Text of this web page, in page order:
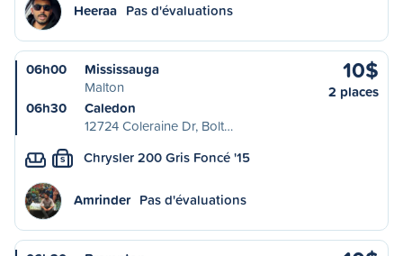
Heeraa Pas d'évaluations
06h00
Mississauga
Malton
06h30
Caledon
12724 Coleraine Dr, Bolt…
10$
2 places
S Chrysler 200 Gris Foncé '15
Amrinder Pas d'évaluations